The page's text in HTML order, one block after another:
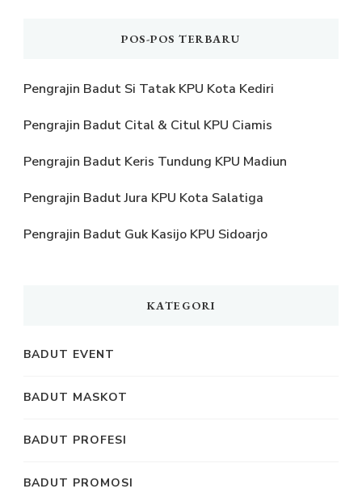
POS-POS TERBARU
Pengrajin Badut Si Tatak KPU Kota Kediri
Pengrajin Badut Cital & Citul KPU Ciamis
Pengrajin Badut Keris Tundung KPU Madiun
Pengrajin Badut Jura KPU Kota Salatiga
Pengrajin Badut Guk Kasijo KPU Sidoarjo
KATEGORI
BADUT EVENT
BADUT MASKOT
BADUT PROFESI
BADUT PROMOSI